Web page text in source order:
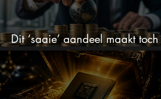
Dit ‘saaie’ aandeel maakt toch
bizar veel winst